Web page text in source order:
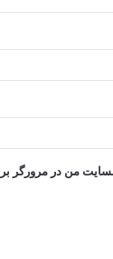
من در مرورگر